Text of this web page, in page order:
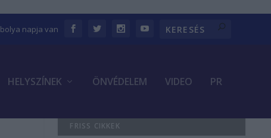
napja van
HELYSZÍNEK ÖNVÉDELEM VIDEO PR
FRISS CIKKEK